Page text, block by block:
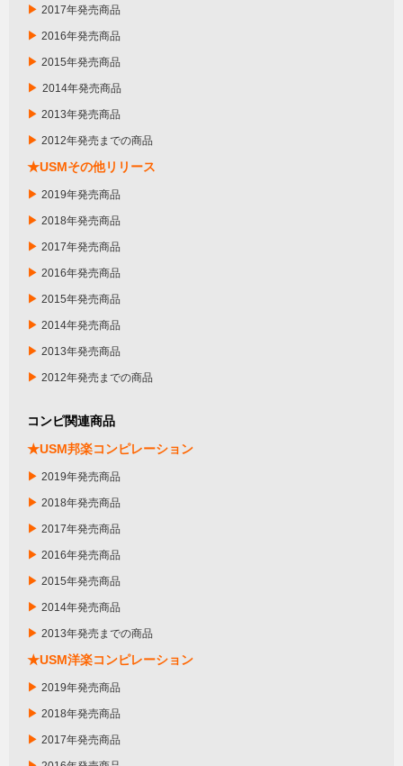
▶ 2017年発売商品
▶ 2016年発売商品
▶ 2015年発売商品
▶ 2014年発売商品
▶ 2013年発売商品
▶ 2012年発売までの商品
★USMその他リリース
▶ 2019年発売商品
▶ 2018年発売商品
▶ 2017年発売商品
▶ 2016年発売商品
▶ 2015年発売商品
▶ 2014年発売商品
▶ 2013年発売商品
▶ 2012年発売までの商品
コンピ関連商品
★USM邦楽コンピレーション
▶ 2019年発売商品
▶ 2018年発売商品
▶ 2017年発売商品
▶ 2016年発売商品
▶ 2015年発売商品
▶ 2014年発売商品
▶ 2013年発売までの商品
★USM洋楽コンピレーション
▶ 2019年発売商品
▶ 2018年発売商品
▶ 2017年発売商品